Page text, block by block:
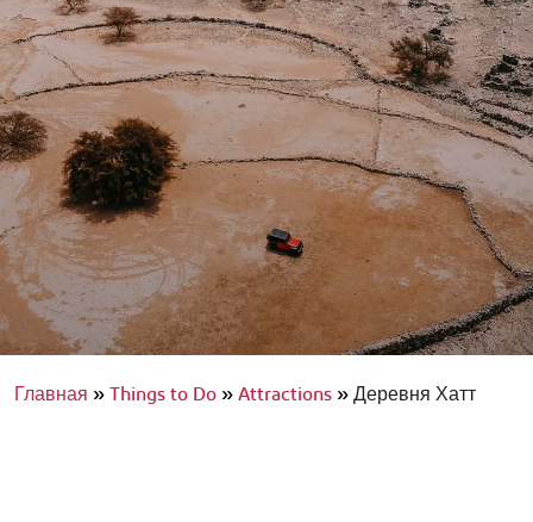
🇷🇺 RU События Поиск
Главная»Things to Do»Attractions»Деревня Хатт